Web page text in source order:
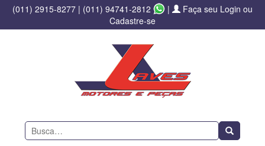
(011) 2915-8277 | (011) 94741-2812 |
Faça seu Login ou
Cadastre-se
Buscar